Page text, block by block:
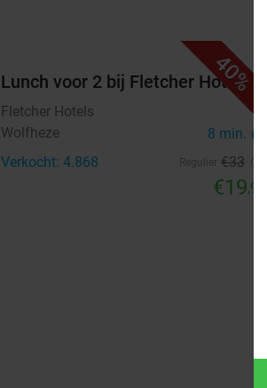
40%
Lunch voor 2 bij Fletcher Hotels
Fletcher Hotels
Wolfheze
8 min. directions_car
Verkocht: 4.868 €33
€19,90